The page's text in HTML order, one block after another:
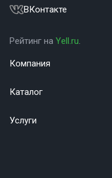
ВКонтакте
Рейтинг на Yell.ru.
Компания
Каталог
Услуги